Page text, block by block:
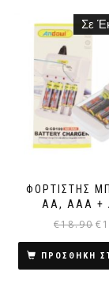
ΦΟΡΤΙΣΤΉΣ
ΑΑ, ΑΑΑ +
Σε
€18.90€
ΠΡΟΣΘΗΚΗ